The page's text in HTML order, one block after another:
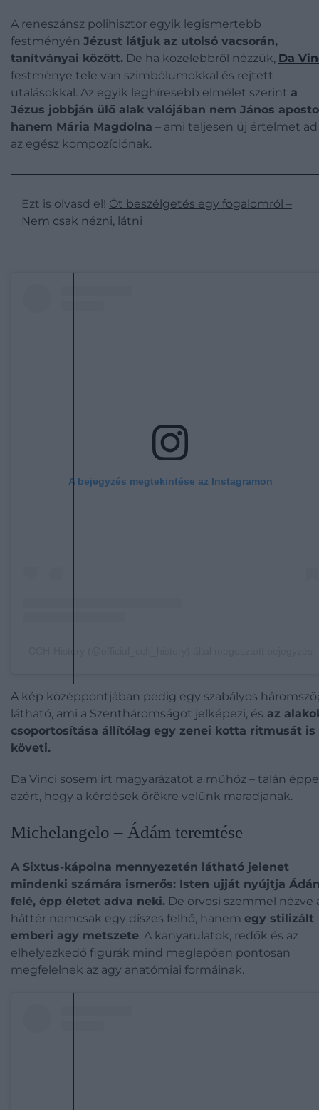
A reneszánsz polihisztor egyik legismertebb
festményén Jézust látjuk az utolsó vacsorán,
tanítványai között. De ha közelebbről nézzük, Da
festménye tele van szimbólumokkal és rejtett
utalásokkal. Az egyik leghíresebb elmélet szerint a
Jézus jobbján ülő alak valójában nem János
hanem Mária Magdolna – ami teljesen új értelmet ad
az egész kompozíciónak.
Ezt is olvasd el! Öt beszélgetés egy fogalomról –
Nem csak nézni, látni
A bejegyzés megtekintése az Instagramon
A kép középpontjában pedig egy szabályos
látható, ami a Szentháromságot jelképezi, és az
csoportosítása állítólag egy zenei kotta ritmusát is
követi.
Da Vinci sosem írt magyarázatot a műhöz – talán
azért, hogy a kérdések örökre velünk maradjanak.
Michelangelo – Ádám teremtése
A Sixtus-kápolna mennyezetén látható jelenet
mindenki számára ismerős: Isten ujját nyújtja
felé, épp életet adva neki. De orvosi szemmel nézve
háttér nemcsak egy díszes felhő, hanem egy stilizált
emberi agy metszete. A kanyarulatok, redők és az
elhelyezkedő figurák mind meglepően pontosan
megfelelnek az agy anatómiai formáinak.